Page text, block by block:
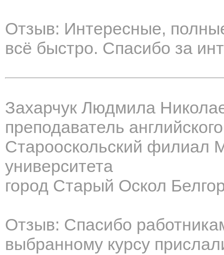
Отзыв: Интересные,
всё быстро. Спасибо за
Захарчук Людмила
преподаватель
Старооскольский филиал
университета
город Старый Оскол
Отзыв: Спасибо
выбранному курсу